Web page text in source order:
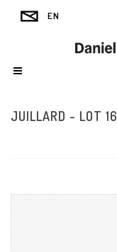
JUILLARD - LOT 16